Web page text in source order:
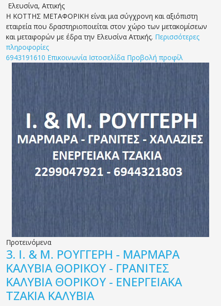
Ελευσίνα, Αττικής
Η ΚΟΤΤΗΣ ΜΕΤΑΦΟΡΙΚΗ είναι μια σύγχρονη και αξιόπιστη
εταιρεία που δραστηριοποιείται στον χώρο των μετακομίσεων
και μεταφορών με έδρα την Ελευσίνα Αττικής. Περισσότερες
πληροφορίες
6943191610 Επικοινωνία Ιστοσελίδα Προβολή προφίλ
Προτεινόμενα
3. Ι. & Μ. ΡΟΥΓΓΕΡΗ - ΜΑΡΜΑΡΑ
ΚΑΛΥΒΙΑ ΘΟΡΙΚΟΥ - ΓΡΑΝΙΤΕΣ
ΚΑΛΥΒΙΑ ΘΟΡΙΚΟΥ - ΕΝΕΡΓΕΙΑΚΑ
ΤΖΑΚΙΑ ΚΑΛΥΒΙΑ